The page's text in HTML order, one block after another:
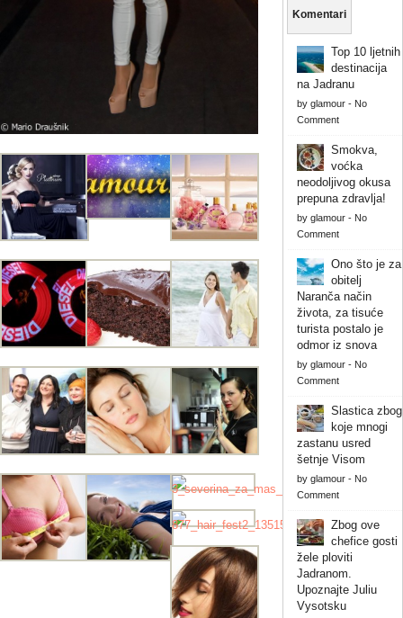
Komentari
Top 10 ljetnih
destinacija
na Jadranu
by glamour- No
Comment
Smokva,
voćka
neodoljivog okusa
prepuna zdravlja!
by glamour- No
Comment
Ono što je za
obitelj
Naranča način
života, za tisuće
turista postalo je
odmor iz snova
by glamour- No
Comment
Slastica zbog
koje mnogi
zastanu usred
šetnje Visom
by glamour- No
Comment
Zbog ove
chefice gosti
žele ploviti
Jadranom.
Upoznajte Juliu
Vysotsku